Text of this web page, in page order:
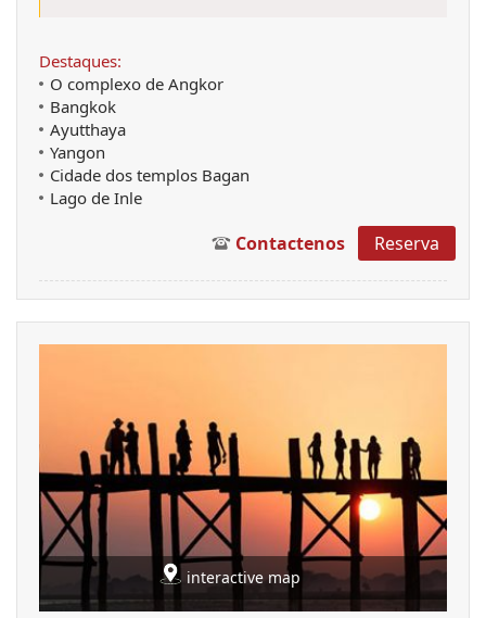
Destaques:
O complexo de Angkor
Bangkok
Ayutthaya
Yangon
Cidade dos templos Bagan
Lago de Inle
Contactenos Reserva
interactive map